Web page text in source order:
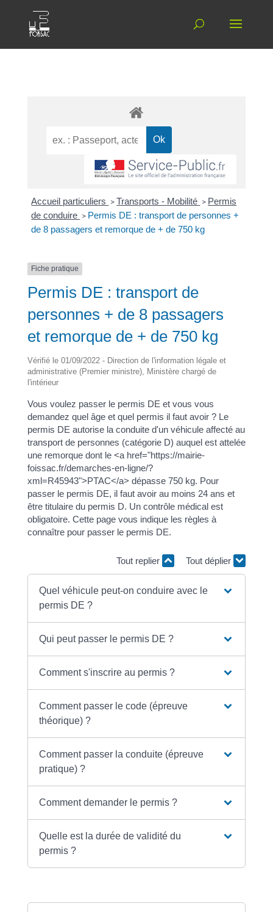
Accueil particuliers >Transports - Mobilité > Permis
de conduire > Permis DE : transport de personnes +
de 8 passagers et remorque de + de 750 kg
Fiche pratique
Permis DE : transport de
personnes + de 8 passagers
et remorque de + de 750 kg
Vérifié le 01/09/2022 - Direction de l'information légale et
administrative (Premier ministre), Ministère chargé de
l'intérieur
Vous voulez passer le permis DE et vous vous
demandez quel âge et quel permis il faut avoir ? Le
permis DE autorise la conduite d'un véhicule affecté au
transport de personnes (catégorie D) auquel est attelée
une remorque dont le <a href="https://mairie-
foissac.fr/demarches-en-ligne/?
xml=R45943">PTAC</a> dépasse 750 kg. Pour
passer le permis DE, il faut avoir au moins 24 ans et
être titulaire du permis D. Un contrôle médical est
obligatoire. Cette page vous indique les règles à
connaître pour passer le permis DE.
Tout replier Tout déplier
Quel véhicule peut-on conduire avec le
permis DE ?
Qui peut passer le permis DE ?
Comment s'inscrire au permis ?
Comment passer le code (épreuve
théorique) ?
Comment passer la conduite (épreuve
pratique) ?
Comment demander le permis ?
Quelle est la durée de validité du
permis ?